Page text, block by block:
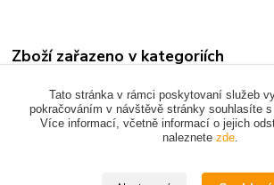
Zboží zařazeno v kategoriích
DIAMANTOVÁ TECHNIKA
Tato stránka v rámci poskytovaní služeb
pokračováním v návštěvě stránky souhlasíte s
Více informací, včetně informací o jejich
naleznete zde.